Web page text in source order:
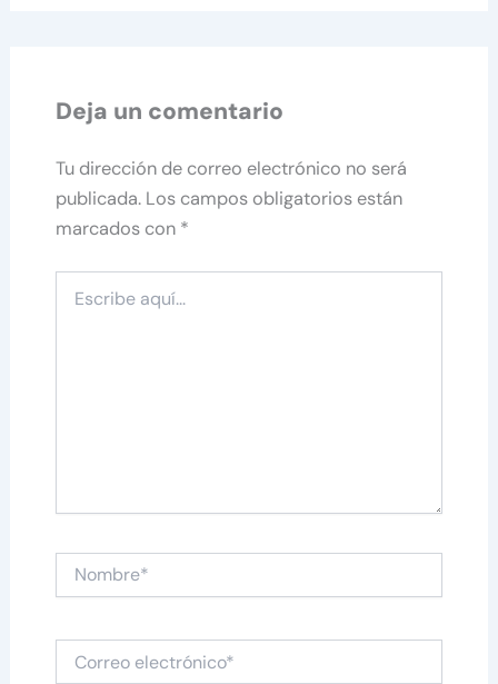
Deja un comentario
Tu dirección de correo electrónico no será
publicada. Los campos obligatorios están
marcados con *
aquí...
electrónico*